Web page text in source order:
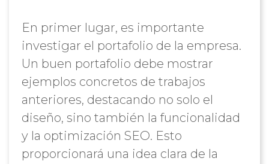
En primer lugar, es importante
investigar el portafolio de la empresa.
Un buen portafolio debe mostrar
ejemplos concretos de trabajos
anteriores, destacando no solo el
diseño, sino también la funcionalidad
y la optimización SEO. Esto
proporcionará una idea clara de la